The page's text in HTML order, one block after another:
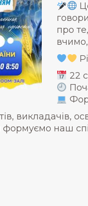
про
22
викладачів,
наш